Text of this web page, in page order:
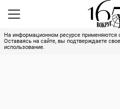
На информационном ресурсе применяются
Оставаясь на сайте, вы подтверждаете свое
использование.